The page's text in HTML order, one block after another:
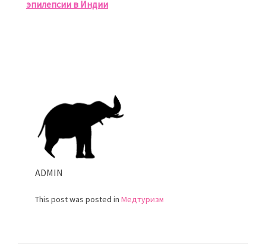
эпилепсии в Индии
ADMIN
This post was posted in Медтуризм